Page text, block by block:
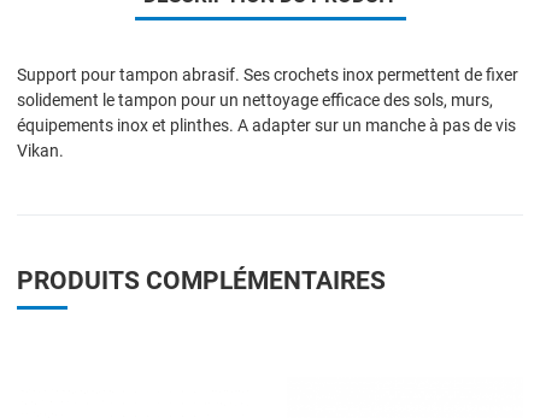
Support pour tampon abrasif. Ses crochets inox permettent de fixer
solidement le tampon pour un nettoyage efficace des sols, murs,
équipements inox et plinthes. A adapter sur un manche à pas de vis
Vikan.
PRODUITS COMPLÉMENTAIRES